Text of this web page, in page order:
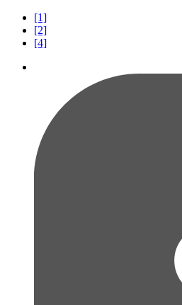
[1]
[2]
[4]